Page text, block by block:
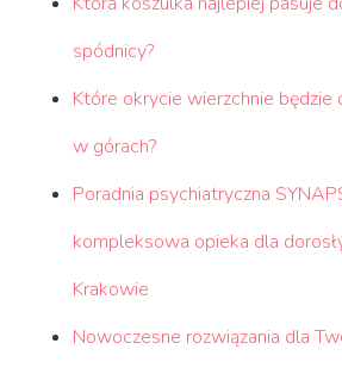
spódnicy?
Które okrycie wierzchnie będzie
w górach?
Poradnia psychiatryczna
kompleksowa opieka dla
Krakowie
Nowoczesne rozwiązania dla